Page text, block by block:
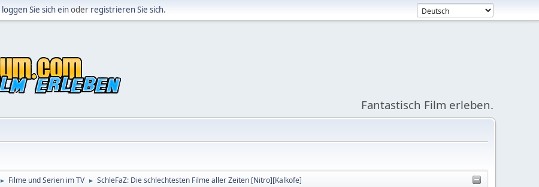
loggen Sie sich einoder registrieren Sie sich.
Fantastisch Film erleben.
► Filme und Serien im TV ► SchleFaZ: Die schlechtesten Filme aller Zeiten [Nitro][Kalkofe]